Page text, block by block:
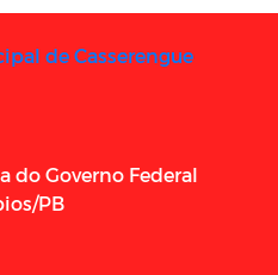
do Governo Federal
PB